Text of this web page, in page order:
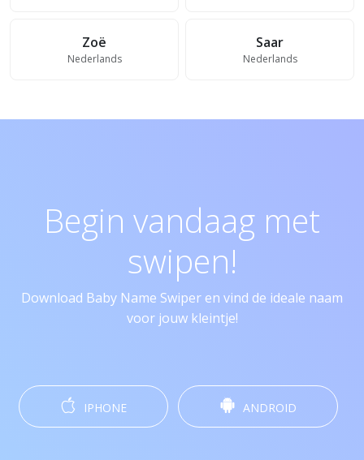
Zoë
Nederlands
Saar
Nederlands
Begin vandaag met
swipen!
Download Baby Name Swiper en vind de ideale naam
voor jouw kleintje!
IPHONE ANDROID